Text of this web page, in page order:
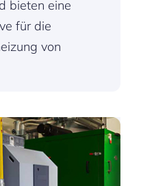
bieten eine
für die
von